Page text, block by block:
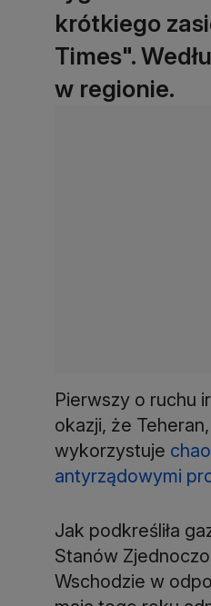
krótkiego
Times".
w regionie.
Pierwszy o ruchu
okazji, że
wykorzystuje
antyrządowymi
Jak podkreśliła
Stanów
Wschodzie w